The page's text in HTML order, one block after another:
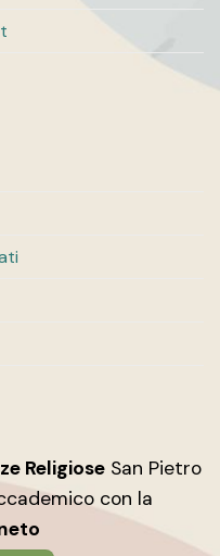
Religiose San Pietro
con la